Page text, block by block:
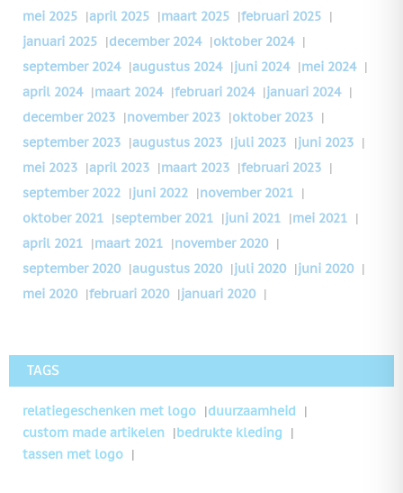
mei 2025 |april 2025 |maart 2025 |februari 2025 |
januari 2025 |december 2024 |oktober 2024 |
september 2024 |augustus 2024 |juni 2024 |mei 2024 |
april 2024 |maart 2024 |februari 2024 |januari 2024 |
december 2023 |november 2023 |oktober 2023 |
september 2023 |augustus 2023 |juli 2023 |juni 2023 |
mei 2023 |april 2023 |maart 2023 |februari 2023 |
september 2022 |juni 2022 |november 2021 |
oktober 2021 |september 2021 |juni 2021 |mei 2021 |
april 2021 |maart 2021 |november 2020 |
september 2020 |augustus 2020 |juli 2020 |juni 2020 |
mei 2020 |februari 2020 |januari 2020 |
TAGS
relatiegeschenken met logo
duurzaamheid
custom made artikelen
bedrukte kleding
tassen met logo